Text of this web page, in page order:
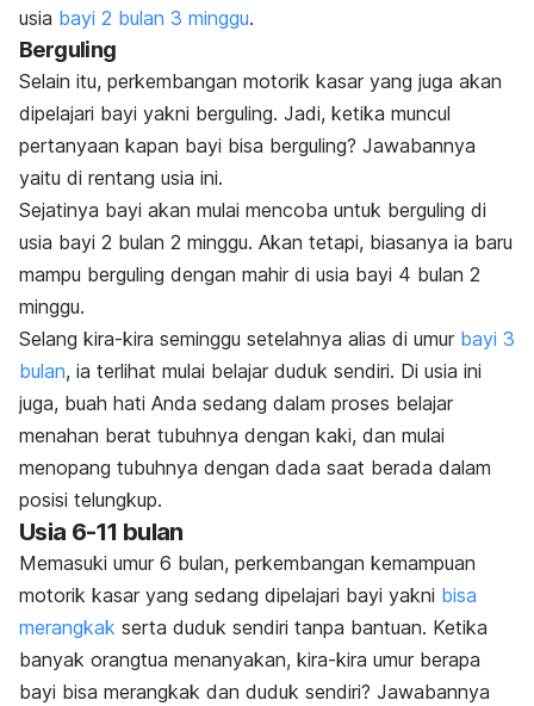
usia bayi 2 bulan 3 minggu.
Berguling
Selain itu, perkembangan motorik kasar yang juga akan
dipelajari bayi yakni berguling. Jadi, ketika muncul
pertanyaan kapan bayi bisa berguling? Jawabannya
yaitu di rentang usia ini.
Sejatinya bayi akan mulai mencoba untuk berguling di
usia bayi 2 bulan 2 minggu. Akan tetapi, biasanya ia baru
mampu berguling dengan mahir di usia bayi 4 bulan 2
minggu.
Selang kira-kira seminggu setelahnya alias di umur bayi 3
bulan, ia terlihat mulai belajar duduk sendiri. Di usia ini
juga, buah hati Anda sedang dalam proses belajar
menahan berat tubuhnya dengan kaki, dan mulai
menopang tubuhnya dengan dada saat berada dalam
posisi telungkup.
Usia 6-11 bulan
Memasuki umur 6 bulan, perkembangan kemampuan
motorik kasar yang sedang dipelajari bayi yakni bisa
merangkak serta duduk sendiri tanpa bantuan. Ketika
banyak orangtua menanyakan, kira-kira umur berapa
bayi bisa merangkak dan duduk sendiri? Jawabannya